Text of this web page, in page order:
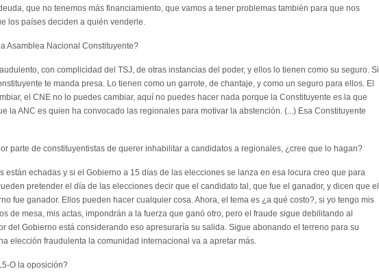
que no tenemos más financiamiento, que vamos a tener problemas también para que nos
los países deciden a quién venderle.
Asamblea Nacional Constituyente?
con complicidad del TSJ, de otras instancias del poder, y ellos lo tienen como su seguro. Si
te manda presa. Lo tienen como un garrote, de chantaje, y como un seguro para ellos. El
el CNE no lo puedes cambiar, aquí no puedes hacer nada porque la Constituyente es la que
la ANC es quien ha convocado las regionales para motivar la abstención. (...) Esa Constituyente
parte de constituyentistas de querer inhabilitar a candidatos a regionales, ¿cree que lo hagan?
están echadas y si el Gobierno a 15 días de las elecciones se lanza en esa locura creo que para
pretender el día de las elecciones decir que el candidato tal, que fue el ganador, y dicen que el
fue ganador. Ellos pueden hacer cualquier cosa. Ahora, el tema es ¿a qué costo?, si yo tengo mis
de mesa, mis actas, impondrán a la fuerza que ganó otro, pero el fraude sigue debilitando al
del Gobierno está considerando eso apresuraría su salida. Sigue abonando el terreno para su
elección fraudulenta la comunidad internacional va a apretar más.
O la oposición?